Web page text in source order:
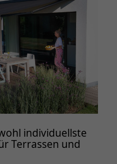
individuellste
Terrassen und